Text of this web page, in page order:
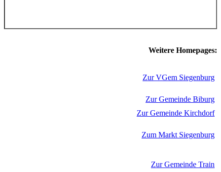
Weitere Homepages:
Zur VGem Siegenburg
Zur Gemeinde Biburg
Zur Gemeinde Kirchdorf
Zum Markt Siegenburg
Zur Gemeinde Train